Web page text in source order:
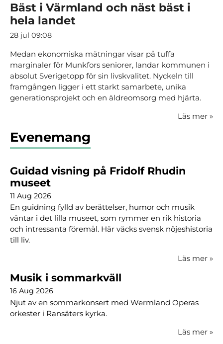
Bäst i Värmland och näst bäst i
hela landet
28 jul 09:08
Medan ekonomiska mätningar visar på tuffa
marginaler för Munkfors seniorer, landar kommunen i
absolut Sverigetopp för sin livskvalitet. Nyckeln till
framgången ligger i ett starkt samarbete, unika
generationsprojekt och en äldreomsorg med hjärta.
Läs mer »
Evenemang
Guidad visning på Fridolf Rhudin
museet
11 Aug 2026
En guidning fylld av berättelser, humor och musik
väntar i det lilla museet, som rymmer en rik historia
och intressanta föremål. Här väcks svensk nöjeshistoria
till liv.
Läs mer »
Musik i sommarkväll
16 Aug 2026
Njut av en sommarkonsert med Wermland Operas
orkester i Ransäters kyrka.
Läs mer »